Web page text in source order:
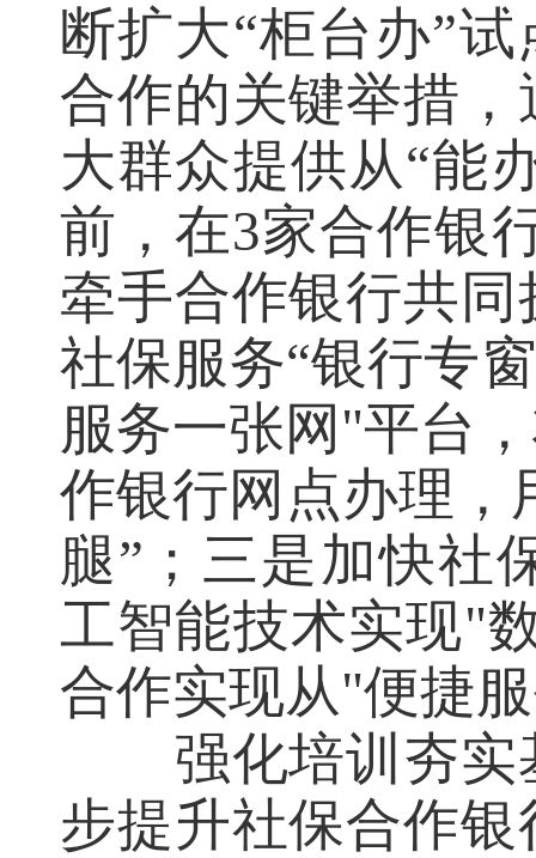
断扩大“柜台办”
合作的关键举措
大群众提供从“能
前，在3家合作银
牵手合作银行共
社保服务“银行专
服务一张网"平台
作银行网点办理，
腿”；三是加快社
工智能技术实现"
合作实现从"便捷
强化培训夯
步提升社保合作